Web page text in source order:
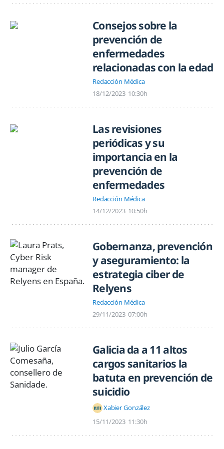
Consejos sobre la
prevención de
enfermedades
relacionadas con la edad
Redacción Médica
18/12/2023 10:30h
Las revisiones
periódicas y su
importancia en la
prevención de
enfermedades
Redacción Médica
14/12/2023 10:50h
Gobernanza, prevención
y aseguramiento: la
estrategia ciber de
Relyens
Redacción Médica
29/11/2023 07:00h
Galicia da a 11 altos
cargos sanitarios la
batuta en prevención de
suicidio
Xabier González
15/11/2023 11:30h